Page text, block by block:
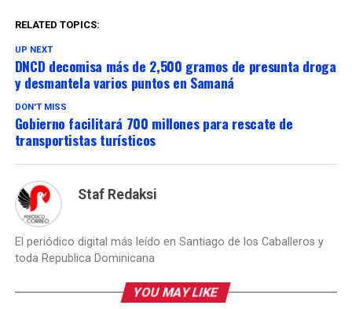
RELATED TOPICS:
UP NEXT
DNCD decomisa más de 2,500 gramos de presunta droga
y desmantela varios puntos en Samaná
DON'T MISS
Gobierno facilitará 700 millones para rescate de
transportistas turísticos
Staf Redaksi
El periódico digital más leído en Santiago de los Caballeros y
toda Republica Dominicana
YOU MAY LIKE